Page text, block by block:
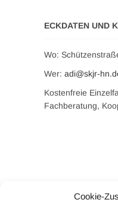
Cookie-
ECKDATEN UND
Wo:
Wer: adi@skjr-
Kostenfreie
Fachberatung,